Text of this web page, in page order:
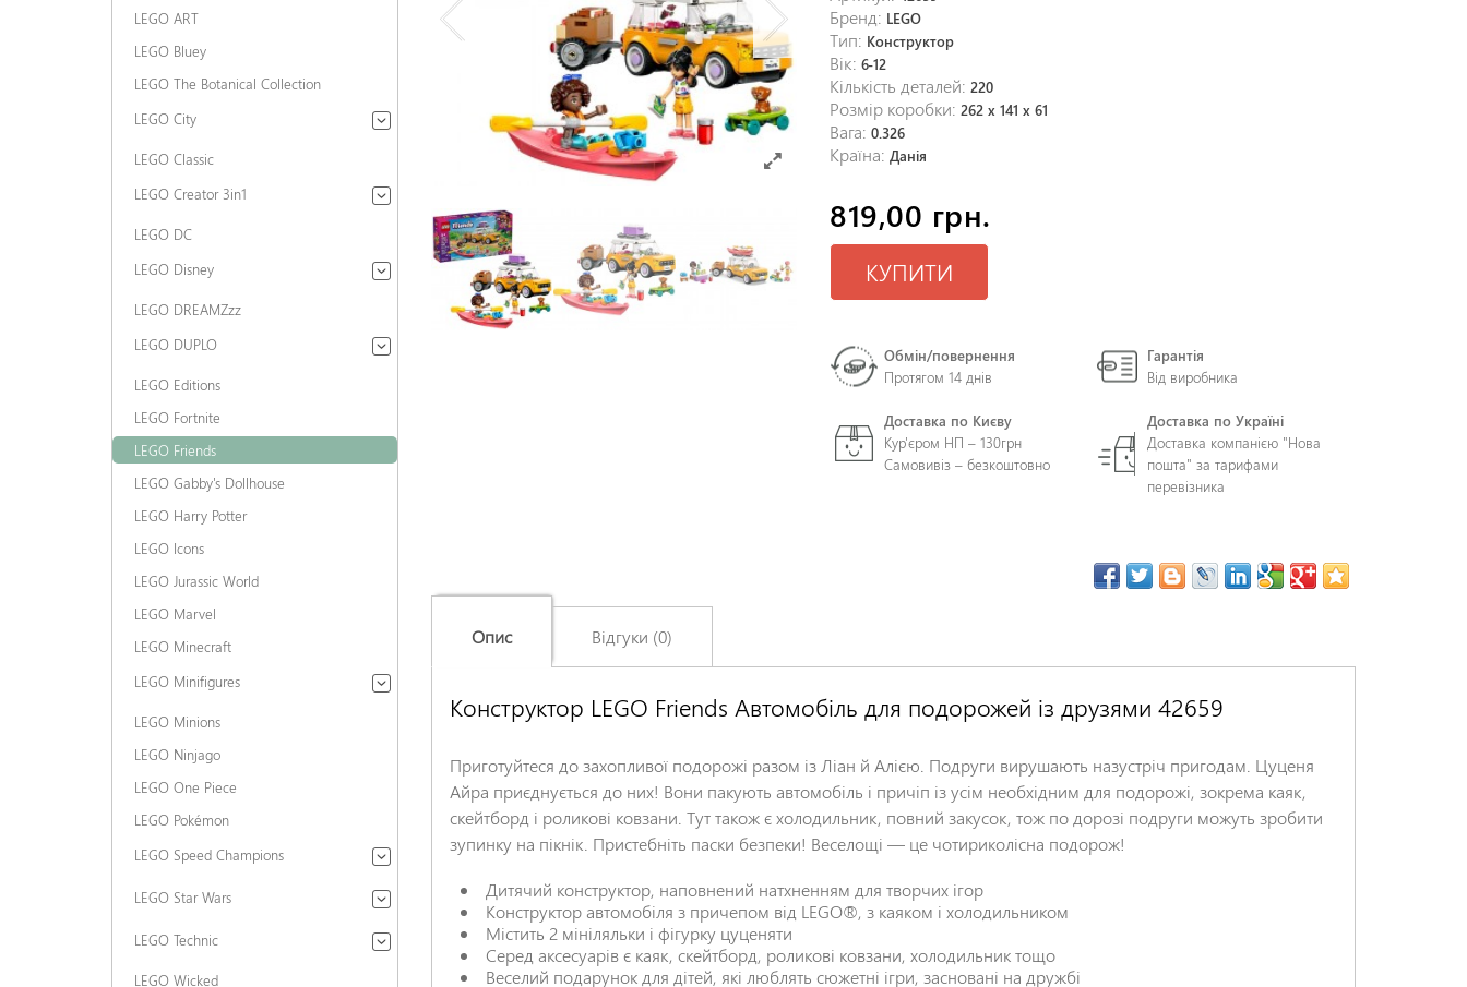
Бренд: LEGO
Тип: Конструктор
Вік:6-12
Кількість деталей:220
Розмір коробки:262 x 141 x 61
Вага:0.326
Країна:Данія
819,00 грн.
КУПИТИ
Обмін/повернення
Протягом 14 днів
Гарантія
Від виробника
Доставка по Києву
Кур'єром НП – 130грн
Самовивіз – безкоштовно
Доставка по Україні
Доставка компанією "Нова
пошта" за тарифами
перевізника
Опис Відгуки (0)
Конструктор LEGO Friends Автомобіль для подорожей із друзями 42659
Приготуйтеся до захопливої подорожі разом із Ліан й Алією. Подруги вирушають назустріч пригодам. Цуценя
Айра приєднується до них! Вони пакують автомобіль і причіп із усім необхідним для подорожі, зокрема каяк,
скейтборд і роликові ковзани. Тут також є холодильник, повний закусок, тож по дорозі подруги можуть зробити
зупинку на пікнік. Пристебніть паски безпеки! Веселощі — це чотириколісна подорож!
Дитячий конструктор, наповнений натхненням для творчих ігор
Конструктор автомобіля з причепом від LEGO®, з каяком і холодильником
Містить 2 мініляльки і фігурку цуценяти
Серед аксесуарів є каяк, скейтборд, роликові ковзани, холодильник тощо
Веселий подарунок для дітей, які люблять сюжетні ігри, засновані на дружбі
Залишіть відгук про цей товар першими
*
Заголовок відгуку
Відгук
LEGO ART
LEGO Bluey
LEGO The Botanical Collection
LEGO City
LEGO Classic
LEGO Creator 3in1
LEGO DC
LEGO Disney
LEGO DREAMZzz
LEGO DUPLO
LEGO Editions
LEGO Fortnite
LEGO Friends
LEGO Gabby's Dollhouse
LEGO Harry Potter
LEGO Icons
LEGO Jurassic World
LEGO Marvel
LEGO Minecraft
LEGO Minifigures
LEGO Minions
LEGO Ninjago
LEGO One Piece
LEGO Pokémon
LEGO Speed Champions
LEGO Star Wars
LEGO Technic
LEGO Wicked